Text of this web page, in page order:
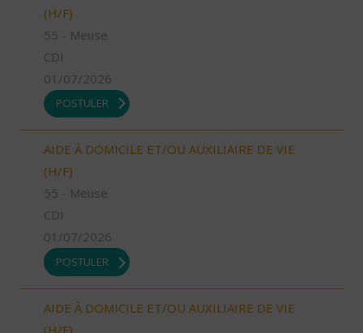
(H/F)
55 - Meuse
CDI
01/07/2026
POSTULER
AIDE À DOMICILE ET/OU AUXILIAIRE DE VIE
(H/F)
55 - Meuse
CDI
01/07/2026
POSTULER
AIDE À DOMICILE ET/OU AUXILIAIRE DE VIE
(H/F)